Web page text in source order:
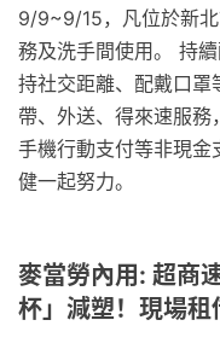
9/9~9/15，凡位於新
務及洗手間使用。 持
持社交距離、配戴口罩
帶、外送、得來速服務
手機行動支付等非現金
健一起努力。
麥當勞內用: 超商
杯」減塑！現場